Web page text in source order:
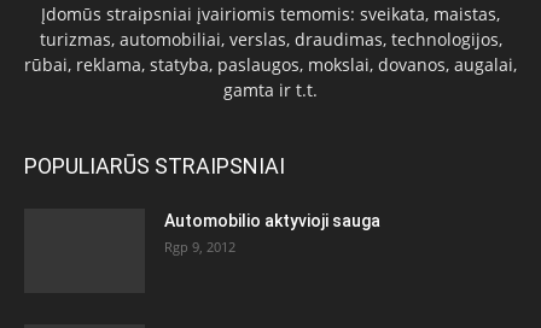
Įdomūs straipsniai įvairiomis temomis: sveikata, maistas,
turizmas, automobiliai, verslas, draudimas, technologijos,
rūbai, reklama, statyba, paslaugos, mokslai, dovanos, augalai,
gamta ir t.t.
POPULIARŪS STRAIPSNIAI
Automobilio aktyvioji sauga
Rgp 9, 2012